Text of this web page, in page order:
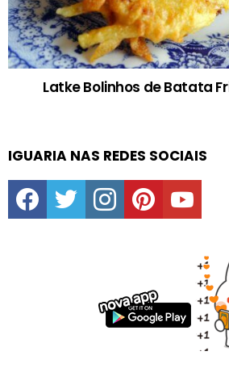
Latke Bolinhos de Batata
IGUARIA NAS REDES SOCIAIS
facebooktwitter instagrampinterestyoutube